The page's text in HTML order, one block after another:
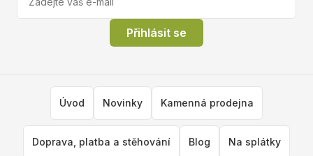
Přihlásit se
Úvod Novinky Kamenná prodejna
Doprava, platba a stěhování Blog Na splátky